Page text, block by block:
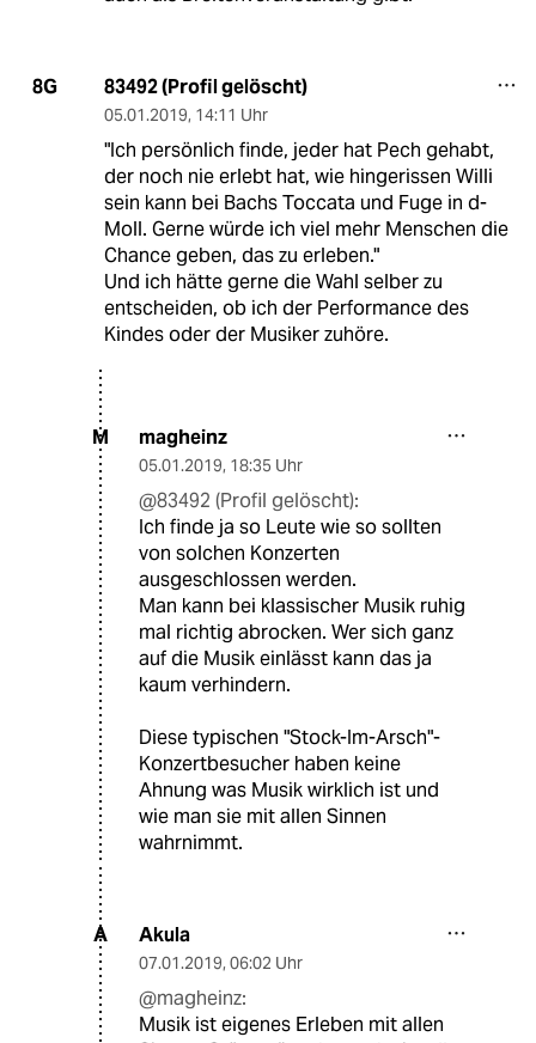
8G 83492 (Profil gelöscht)
05.01.2019, 14:11 Uhr
"Ich persönlich finde, jeder hat Pech gehabt,
der noch nie erlebt hat, wie hingerissen Willi
sein kann bei Bachs Toccata und Fuge in d-
Moll. Gerne würde ich viel mehr Menschen die
Chance geben, das zu erleben."
Und ich hätte gerne die Wahl selber zu
entscheiden, ob ich der Performance des
Kindes oder der Musiker zuhöre.
M magheinz
05.01.2019, 18:35 Uhr
@83492 (Profil gelöscht):
Ich finde ja so Leute wie so sollten
von solchen Konzerten
ausgeschlossen werden.
Man kann bei klassischer Musik ruhig
mal richtig abrocken. Wer sich ganz
auf die Musik einlässt kann das ja
kaum verhindern.
Diese typischen "Stock-Im-Arsch"-
Konzertbesucher haben keine
Ahnung was Musik wirklich ist und
wie man sie mit allen Sinnen
wahrnimmt.
A Akula
07.01.2019, 06:02 Uhr
@magheinz:
Musik ist eigenes Erleben mit allen